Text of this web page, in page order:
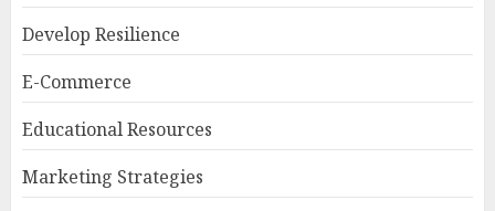
Develop Resilience
E-Commerce
Educational Resources
Marketing Strategies